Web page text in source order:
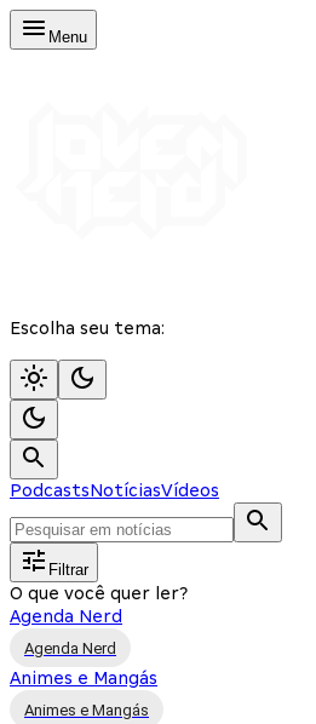
Menu
Escolha seu tema:
PodcastsNotíciasVídeos
Filtrar
O que você quer ler?
Agenda Nerd
Agenda Nerd
Animes e Mangás
Animes e Mangás